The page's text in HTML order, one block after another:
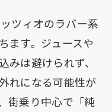
ツィオのラバー系
ます。ジュースや
みは避けられず、
れになる可能性が
街乗り中心で「純